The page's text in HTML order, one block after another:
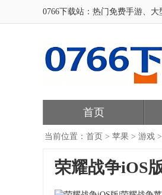
0766下载站：热门免费手游、
首页
当前位置： 首页 > 苹果 > 游戏 >
荣耀战争iOS